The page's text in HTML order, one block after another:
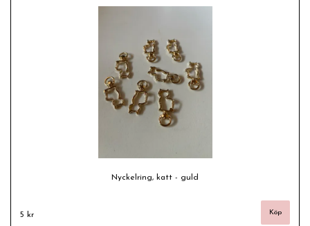
Nyckelring, katt - guld
5 kr